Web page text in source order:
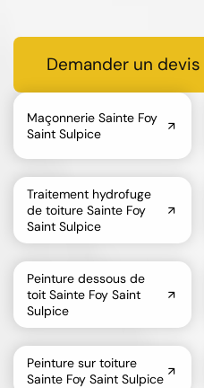
Demander un devis
Maçonnerie Sainte Foy
Saint Sulpice
Traitement hydrofuge
de toiture Sainte Foy
Saint Sulpice
Peinture dessous de
toit Sainte Foy Saint
Sulpice
Peinture sur toiture
Sainte Foy Saint Sulpice